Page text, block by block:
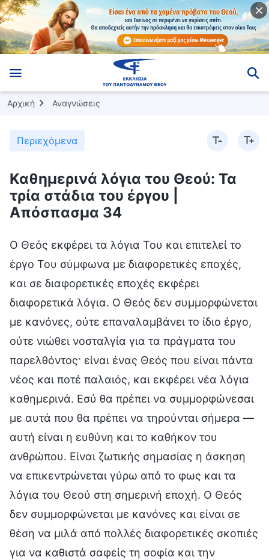
Αρχική Αναγνώσεις
Περιεχόμενα
Καθημερινά λόγια του Θεού: Τα
τρία στάδια του έργου |
Απόσπασμα 34
Ο Θεός εκφέρει τα λόγια Του και επιτελεί το
έργο Του σύμφωνα με διαφορετικές εποχές,
και σε διαφορετικές εποχές εκφέρει
διαφορετικά λόγια. Ο Θεός δεν συμμορφώνεται
με κανόνες, ούτε επαναλαμβάνει το ίδιο έργο,
ούτε νιώθει νοσταλγία για τα πράγματα του
παρελθόντος· είναι ένας Θεός που είναι πάντα
νέος και ποτέ παλαιός, και εκφέρει νέα λόγια
καθημερινά. Εσύ θα πρέπει να συμμορφώνεσαι
με αυτά που θα πρέπει να τηρούνται σήμερα —
αυτή είναι η ευθύνη και το καθήκον του
ανθρώπου. Είναι ζωτικής σημασίας η άσκηση
να επικεντρώνεται γύρω από το φως και τα
λόγια του Θεού στη σημερινή εποχή. Ο Θεός
δεν συμμορφώνεται με κανόνες και είναι σε
θέση να μιλά από πολλές διαφορετικές σκοπιές
για να καθιστά σαφείς τη σοφία και την